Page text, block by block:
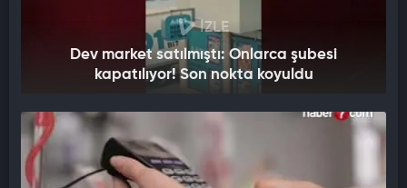
İZLE
Dev market satılmıştı: Onlarca şubesi
kapatılıyor! Son nokta koyuldu